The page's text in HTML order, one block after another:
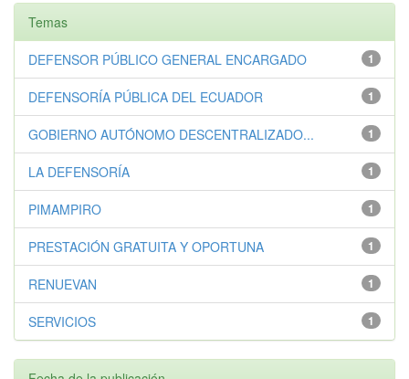
Temas
1
DEFENSOR PÚBLICO GENERAL ENCARGADO
1
DEFENSORÍA PÚBLICA DEL ECUADOR
1
GOBIERNO AUTÓNOMO DESCENTRALIZADO...
1
LA DEFENSORÍA
1
PIMAMPIRO
1
PRESTACIÓN GRATUITA Y OPORTUNA
1
RENUEVAN
1
SERVICIOS